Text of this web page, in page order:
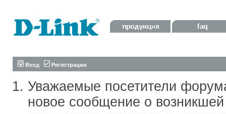
Вход Регистрация
Уважаемые посетители
новое сообщение о